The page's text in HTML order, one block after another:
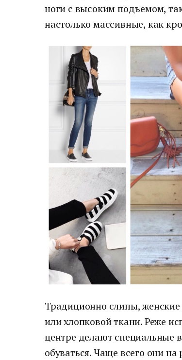
ноги с высоким подъемом,
настолько массивные, как
Традиционно слипы,
или хлопковой ткани. Реже
центре делают специальные
обуваться. Чаще всего они